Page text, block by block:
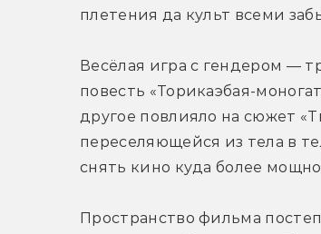
плетения да культ всеми
Весёлая игра с гендером —
повесть «Торикаэбая-
другое повлияло на сюжет
переселяющейся из тела в
снять кино куда более
Пространство фильма